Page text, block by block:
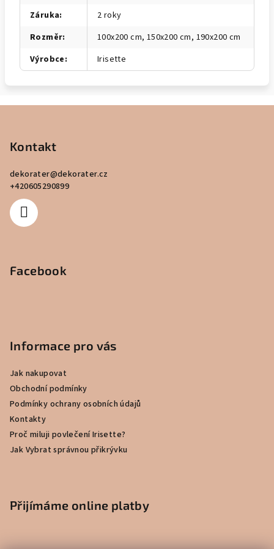
Záruka:
2 roky
Rozměr:
100x200 cm, 150x200 cm, 190x200 cm
Výrobce: Irisette
Kontakt
dekorater@dekorater.cz
+420605290899
Facebook
Informace pro vás
Jak nakupovat
Obchodní podmínky
Podmínky ochrany osobních údajů
Kontakty
Proč miluji povlečení Irisette?
Jak Vybrat správnou přikrývku
Přijímáme online platby